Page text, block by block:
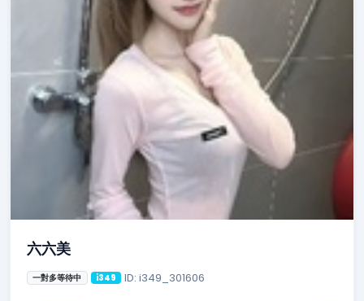
六六美
一對多等待中 i349 ID: i349_301606